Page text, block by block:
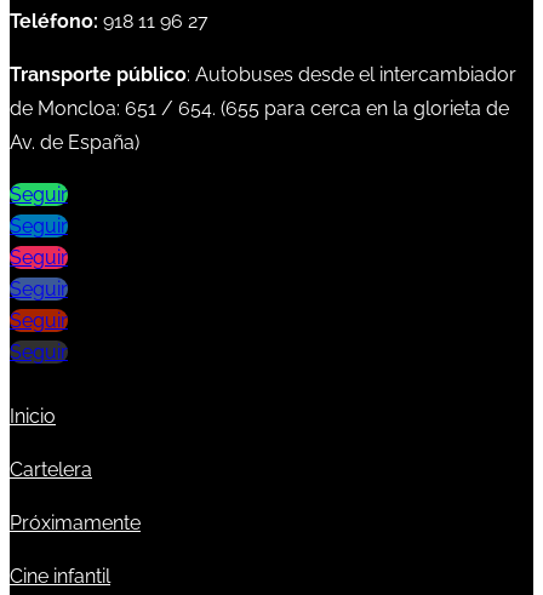
Teléfono: 918 11 96 27
Transporte público: Autobuses desde el intercambiador
de Moncloa: 651 / 654. (655 para cerca en la glorieta de
Av. de España)
Seguir
Seguir
Seguir
Seguir
Seguir
Seguir
Inicio
Cartelera
Próximamente
Cine infantil